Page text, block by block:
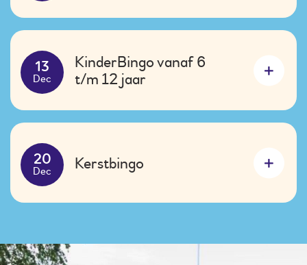
13
Dec
KinderBingo vanaf 6
t/m 12 jaar
20
Dec Kerstbingo